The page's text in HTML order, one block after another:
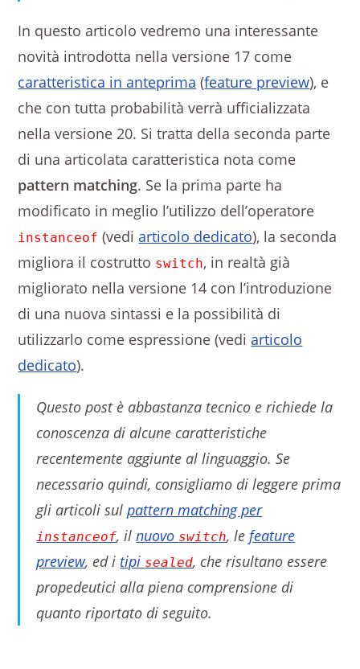
In questo articolo vedremo una interessante
novità introdotta nella versione 17 come
caratteristica in anteprima (feature preview), e
che con tutta probabilità verrà ufficializzata
nella versione 20. Si tratta della seconda parte
di una articolata caratteristica nota come
pattern matching. Se la prima parte ha
modificato in meglio l’utilizzo dell’operatore
instanceof (vediarticolo dedicato), la seconda
migliora il costrutto switch, in realtà già
migliorato nella versione 14 con l’introduzione
di una nuova sintassi e la possibilità di
utilizzarlo come espressione (vediarticolo
dedicato).
Questo post è abbastanza tecnico e richiede la
conoscenza di alcune caratteristiche
recentemente aggiunte al linguaggio. Se
necessario quindi, consigliamo di leggere prima
gli articoli sulpattern matching per
instanceof, ilnuovo switch, lefeature
preview, ed i tipi sealed, che risultano essere
propedeutici alla piena comprensione di
quanto riportato di seguito.